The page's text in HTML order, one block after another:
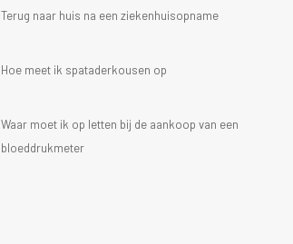
Terug naar huis na een ziekenhuisopname
Hoe meet ik spataderkousen op
Waar moet ik op letten bij de aankoop van een
bloeddrukmeter